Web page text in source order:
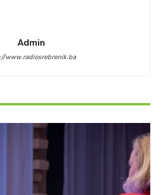
Admin
www.radiosrebrenik.ba